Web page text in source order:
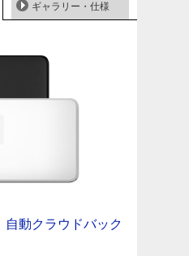
ギャラリー・仕様
自動クラウドバック